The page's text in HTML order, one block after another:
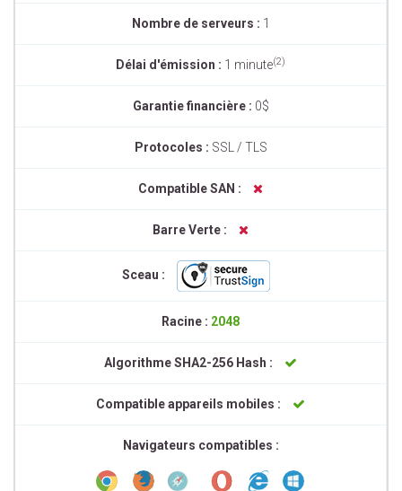
Nombre de serveurs : 1
Délai d'émission : 1 minute(2)
Garantie financière : 0$
Protocoles : SSL / TLS
Compatible SAN :
Barre Verte :
Sceau :
Racine : 2048
Algorithme SHA2-256 Hash :
Compatible appareils mobiles :
Navigateurs compatibles :